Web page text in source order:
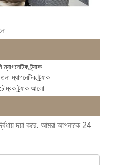
ম্যাগনেটিক ট্র্যাক
ম্যাগনেটিক ট্র্যাক
ট্র্যাক আলো
দয়া করে. আমরা আপনাকে 24